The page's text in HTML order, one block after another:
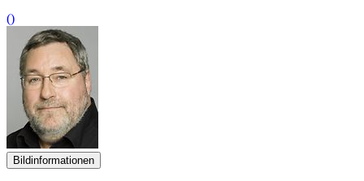
()
Bildinformationen